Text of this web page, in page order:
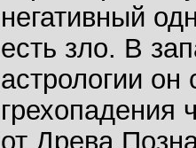
негативный
есть зло. В
астрологии он
грехопадения
от Древа